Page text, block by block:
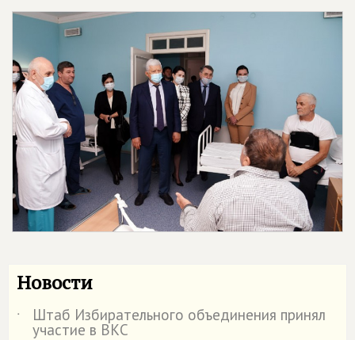
Новости
˙ Штаб Избирательного объединения принял
участие в ВКС